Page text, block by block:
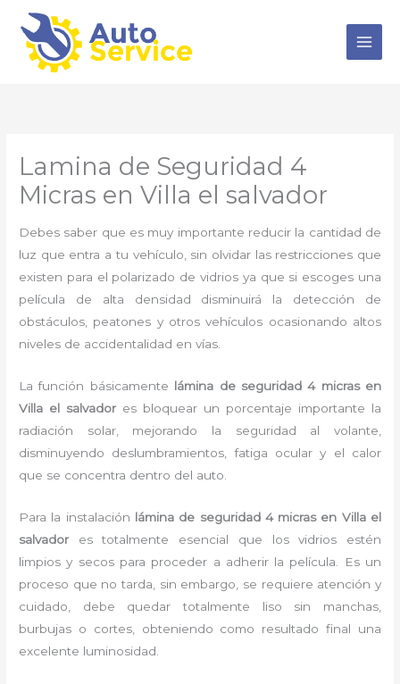
contenido
Lamina de Seguridad 4
Micras en Villa el salvador
Debes saber que es muy importante reducir la cantidad de
luz que entra a tu vehículo, sin olvidar las restricciones que
existen para el polarizado de vidrios ya que si escoges una
película de alta densidad disminuirá la detección de
obstáculos, peatones y otros vehículos ocasionando altos
niveles de accidentalidad en vías.
La función básicamente lámina de seguridad 4 micras en
Villa el salvador es bloquear un porcentaje importante la
radiación solar, mejorando la seguridad al volante,
disminuyendo deslumbramientos, fatiga ocular y el calor
que se concentra dentro del auto.
Para la instalación lámina de seguridad 4 micrasen Villa el
salvador estotalmente
esencial que los vidrios estén
limpios y secos para proceder a adherir la película. Es un
proceso que no tarda, sin embargo, se requiere atención y
cuidado, debe quedar totalmente liso sin manchas,
burbujas o cortes, obteniendo como resultado final una
excelente luminosidad.